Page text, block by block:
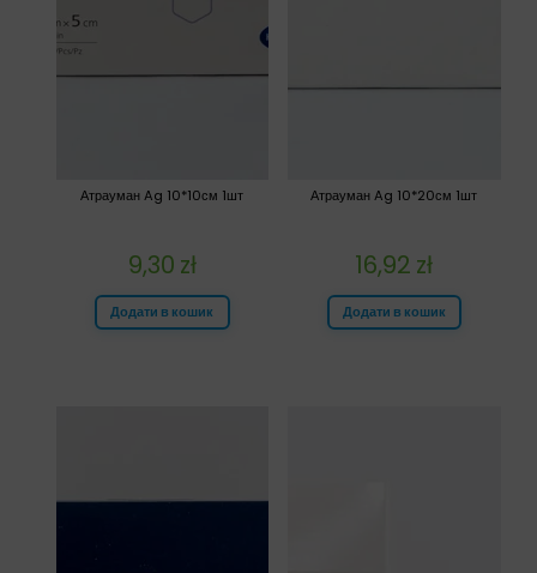
Атрауман Ag 10*20см 1шт
16,92 zł
Додати в кошик
Атрауман Ag 10*10см 1шт
9,30 zł
Додати в кошик